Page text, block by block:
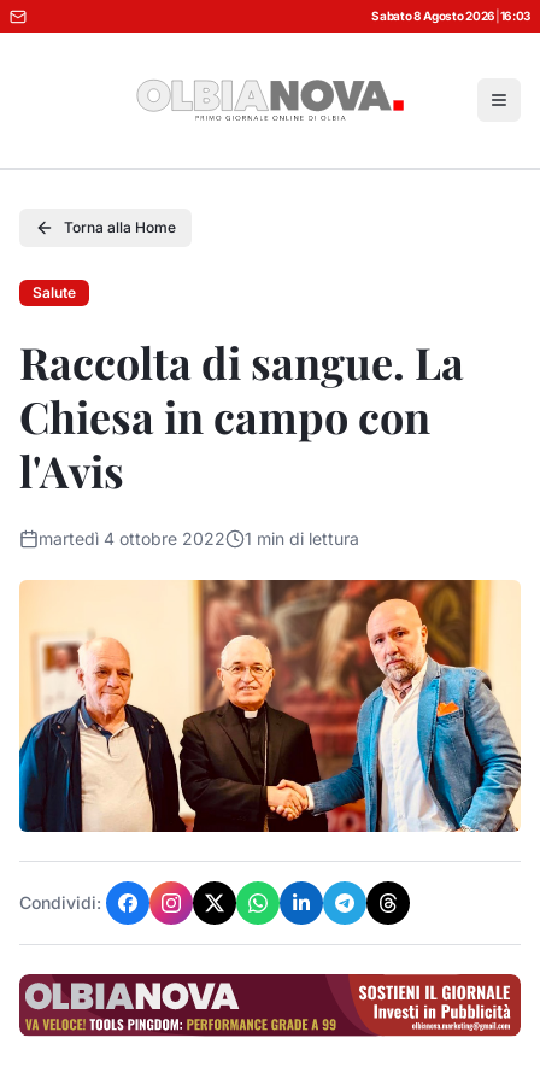
Sabato 8 Agosto 2026 16:03
Torna alla Home
Salute
Raccolta di sangue. La
Chiesa in campo con
l'Avis
martedì 4 ottobre 2022 1 min di lettura
Condividi: